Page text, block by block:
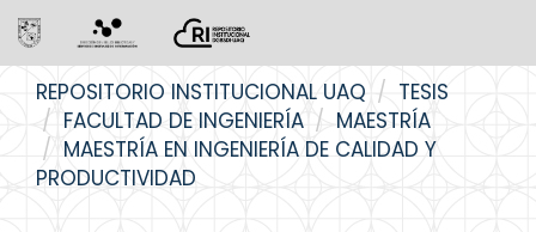
navigation
REPOSITORIO INSTITUCIONAL UAQ
TESIS
FACULTAD DE INGENIERÍA
MAESTRÍA
MAESTRÍA EN INGENIERÍA DE CALIDAD Y
PRODUCTIVIDAD